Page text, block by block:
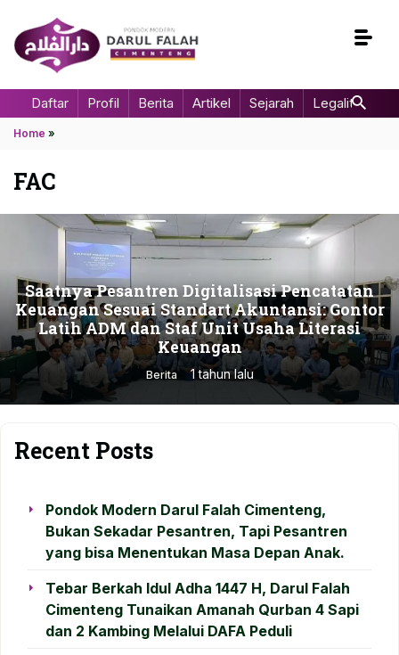
Daftar Profil Berita Artikel Sejarah Legalitas
Home »
FAC
Saatnya Pesantren Digitalisasi Pencatatan
Keuangan Sesuai Standart Akuntansi: Gontor
Latih ADM dan Staf Unit Usaha Literasi
Keuangan
Berita 1 tahun lalu
Recent Posts
Pondok Modern Darul Falah Cimenteng,
Bukan Sekadar Pesantren, Tapi Pesantren
yang bisa Menentukan Masa Depan Anak.
Tebar Berkah Idul Adha 1447 H, Darul Falah
Cimenteng Tunaikan Amanah Qurban 4 Sapi
dan 2 Kambing Melalui DAFA Peduli